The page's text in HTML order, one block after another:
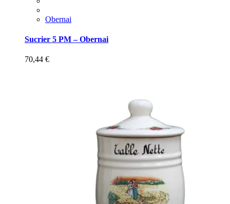
Obernai
Sucrier 5 PM – Obernai
70,44 €